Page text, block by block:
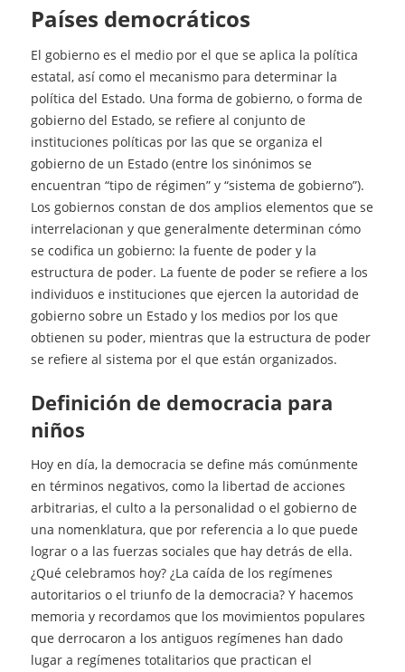
países democráticos
El gobierno es el medio por el que se aplica la política
estatal, así como el mecanismo para determinar la
política del Estado. Una forma de gobierno, o forma de
gobierno del Estado, se refiere al conjunto de
instituciones políticas por las que se organiza el
gobierno de un Estado (entre los sinónimos se
encuentran “tipo de régimen” y “sistema de gobierno”).
Los gobiernos constan de dos amplios elementos que se
interrelacionan y que generalmente determinan cómo
se codifica un gobierno: la fuente de poder y la
estructura de poder. La fuente de poder se refiere a los
individuos e instituciones que ejercen la autoridad de
gobierno sobre un Estado y los medios por los que
obtienen su poder, mientras que la estructura de poder
se refiere al sistema por el que están organizados.
definición de democracia para
niños
Hoy en día, la democracia se define más comúnmente
en términos negativos, como la libertad de acciones
arbitrarias, el culto a la personalidad o el gobierno de
una nomenklatura, que por referencia a lo que puede
lograr o a las fuerzas sociales que hay detrás de ella.
¿Qué celebramos hoy? ¿La caída de los regímenes
autoritarios o el triunfo de la democracia? Y hacemos
memoria y recordamos que los movimientos populares
que derrocaron a los antiguos regímenes han dado
lugar a regímenes totalitarios que practican el